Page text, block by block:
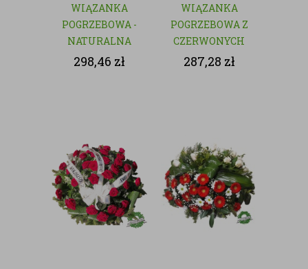
WIĄZANKA
POGRZEBOWA -
NATURALNA
298,46 zł
WIĄZANKA
POGRZEBOWA Z
CZERWONYCH
KWIATÓW
287,28 zł